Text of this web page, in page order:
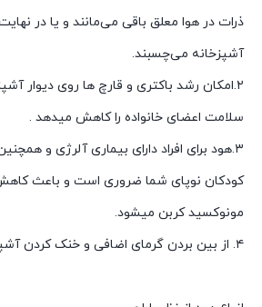
ذرات در هوا معلق باقی می‌مانند و یا در
آشپزخانه می‌چسبند.
۲.امکان رشد باکتری و قارچ ها روی دیوار
سلامت اعضای خانواده را کاهش میدهد .
۳.هود برای افراد دارای بیماری آلرژی و
کودکان نوپای شما ضروری است و باعث
مونوکسید کربن میشود.
۴. از بین بردن گرمای اضافی و خنک کردن آشپزخانه